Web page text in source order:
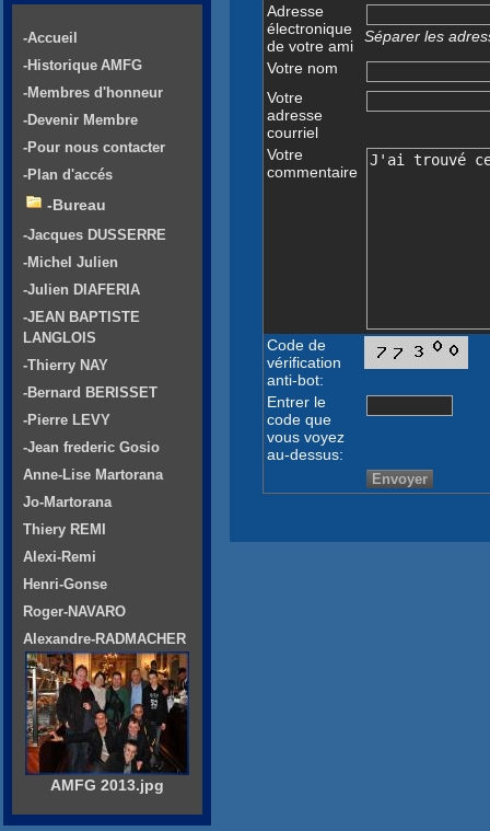
Adresse
électronique
de votre ami
Séparer les
Votre nom
Votre
adresse
courriel
Votre
commentaire
Code de
vérification
anti-bot:
Entrer le
code que
vous voyez
au-dessus:
-Accueil
-Historique AMFG
-Membres d'honneur
-Devenir Membre
-Pour nous contacter
-Plan d'accés
-Bureau
-Jacques DUSSERRE
-Michel Julien
-Julien DIAFERIA
-JEAN BAPTISTE
LANGLOIS
-Thierry NAY
-Bernard BERISSET
-Pierre LEVY
-Jean frederic Gosio
Anne-Lise Martorana
Jo-Martorana
Thiery REMI
Alexi-Remi
Henri-Gonse
Roger-NAVARO
Alexandre-RADMACHER
AMFG 2013.jpg